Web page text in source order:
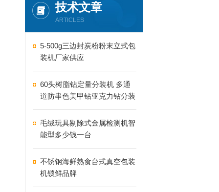
技术文章
ARTICLES
5-500g三边封炭粉粉末立式包
装机厂家供应
60头树脂钻定量分装机 多通
道防串色美甲钻亚克力钻分装
机
毛绒玩具剔除式金属检测机智
能型多少钱一台
不锈钢海鲜熟食台式真空包装
机锁鲜品牌